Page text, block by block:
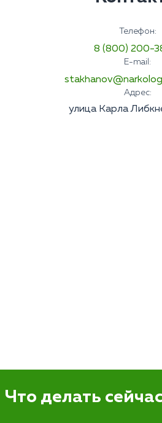
Телефон:
8 (800) 200-
E-mail:
Адрес:
улица Карла
Что делать